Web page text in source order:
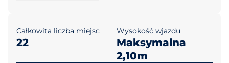
Całkowita liczba miejsc
22
Wysokość wjazdu
Maksymalna
2,10m